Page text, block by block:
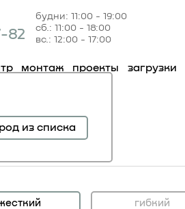
82
будни: 11:00 - 19:00
сб.: 11:00 - 18:00
вс.: 12:00 - 17:00
монтаж проекты загрузки
из списка
гибкий
6.51.322
гибкий